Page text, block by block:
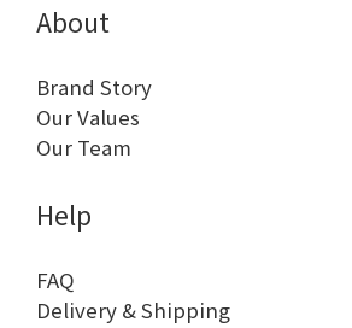
About
Brand Story
Our Values
Our Team
Help
FAQ
Delivery & Shipping